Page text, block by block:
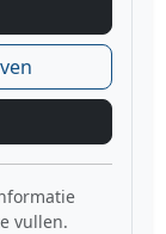
vullen.